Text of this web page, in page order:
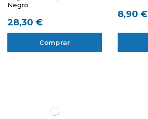
Negro
28,30 €
Comprar
8,90 €